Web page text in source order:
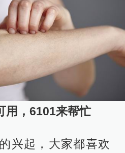
用，6101来帮忙
兴起，大家都喜欢